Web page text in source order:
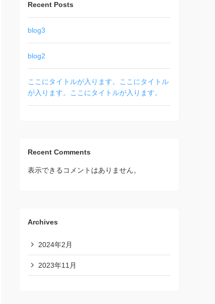
Recent Posts
blog3
blog2
ここにタイトルが入ります。ここにタイトル
が入ります。ここにタイトルが入ります。
Recent Comments
表示できるコメントはありません。
Archives
2024年2月
2023年11月